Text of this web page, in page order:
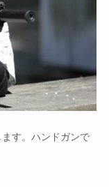
す。ハンドガンで